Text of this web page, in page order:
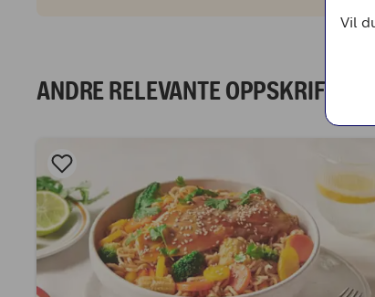
ANDRE RELEVANTE OPPSKRIFTER
Vil